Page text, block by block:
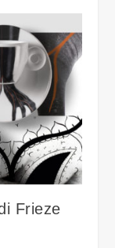
Frieze